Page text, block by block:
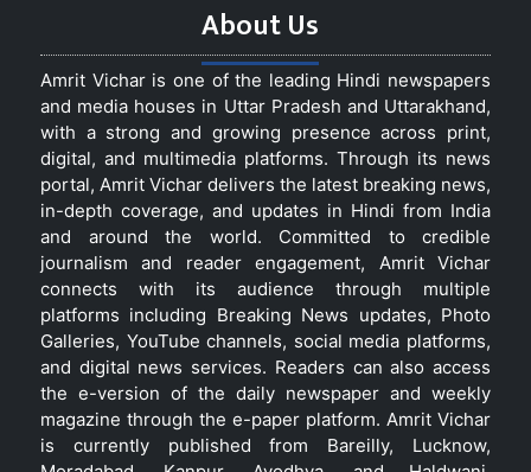
About Us
Amrit Vichar is one of the leading Hindi newspapers
and media houses in Uttar Pradesh and Uttarakhand,
with a strong and growing presence across print,
digital, and multimedia platforms. Through its news
portal, Amrit Vichar delivers the latest breaking news,
in-depth coverage, and updates in Hindi from India
and around the world. Committed to credible
journalism and reader engagement, Amrit Vichar
connects with its audience through multiple
platforms including Breaking News updates, Photo
Galleries, YouTube channels, social media platforms,
and digital news services. Readers can also access
the e-version of the daily newspaper and weekly
magazine through the e-paper platform. Amrit Vichar
is currently published from Bareilly, Lucknow,